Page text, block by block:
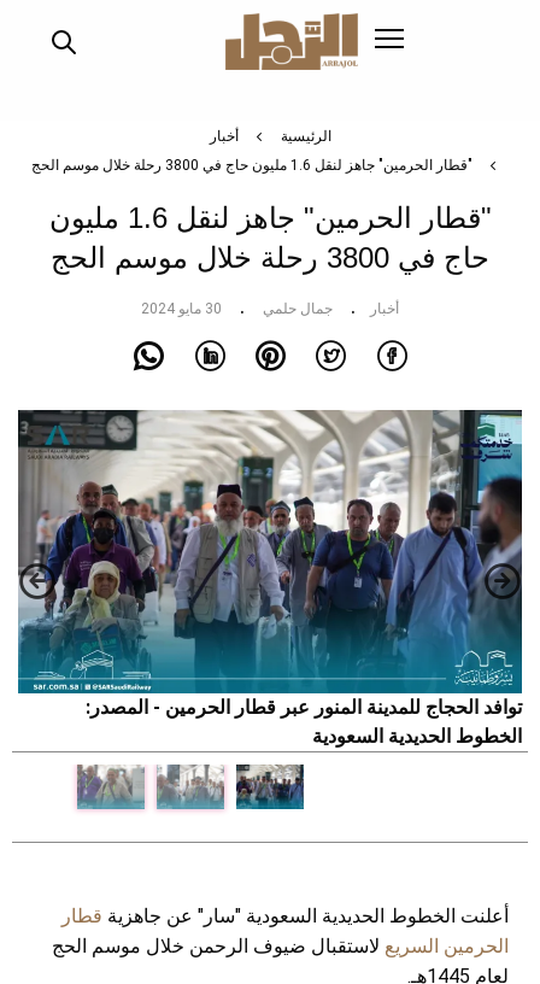
الرئيسية
أخبار
"قطار الحرمين" جاهز لنقل 1.6 مليون حاج في 3800 رحلة خلال موسم الحج
"قطار الحرمين" جاهز لنقل 1.6 مليون
حاج في 3800 رحلة خلال موسم الحج
أخبار جمال حلمي 30 مايو 2024
توافد الحجاج للمدينة المنور عبر قطار الحرمين - المصدر:
الخطوط الحديدية السعودية
أعلنت الخطوط الحديدية السعودية "سار" عن جاهزية قطار
الحرمين السريع لاستقبال ضيوف الرحمن خلال موسم الحج
لعام 1445هـ.